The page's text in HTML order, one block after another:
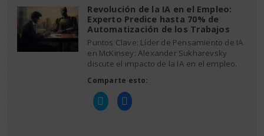
(Se
abre
en
una
ventana
nueva)
(Se
abre
en
una
ventana
nueva)
Revolución de la IA en el Empleo:
Experto Predice hasta 70% de
Automatización de los Trabajos
Puntos Clave: Líder de Pensamiento de IA
en McKinsey: Alexander Sukharevsky
discute el impacto de la IA en el empleo.
Comparte esto:
Haz
clic
para
Haz
clic
para